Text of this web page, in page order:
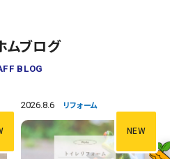
ムブログ
BLOG
2026.8.6 リフォーム
NEW